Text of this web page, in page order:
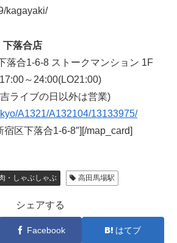
kagayaki/
下落合店
落合1-6-8 ストークマンション 1F
～24:00(LO21:00)
ライブの日以外は営業)
A1321/A132104/13133975/
宿区下落合1-6-8″][/map_card]
・しゃぶしゃぶ 高田馬場駅
シェアする
Facebook はてブ